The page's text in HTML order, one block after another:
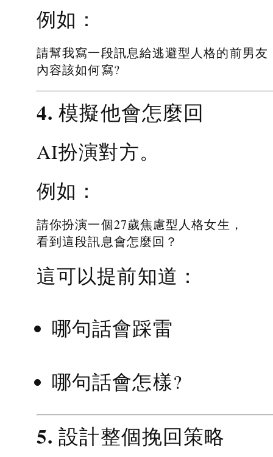
例如：
請幫我寫一段訊息給逃避型人格的前男友
內容該如何寫?
4. 模擬他會怎麼回
AI扮演對方。
例如：
請你扮演一個27歲焦慮型人格女生，
看到這段訊息會怎麼回？
這可以提前知道：
哪句話會踩雷
哪句話會怎樣?
5. 設計整個挽回策略